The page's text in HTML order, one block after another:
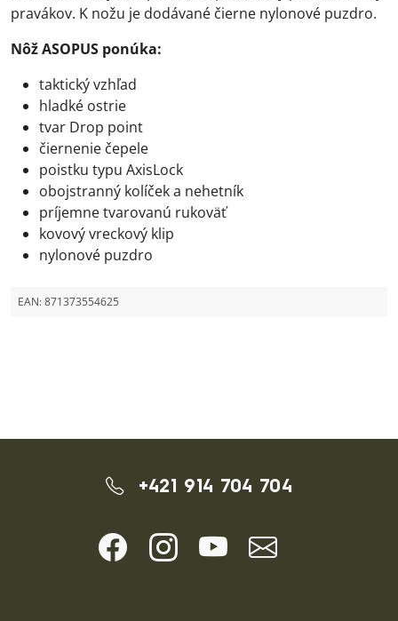
pravákov. K nožu je dodávané čierne nylonové puzdro.
Nôž ASOPUS ponúka:
taktický vzhľad
hladké ostrie
tvar Drop point
čiernenie čepele
poistku typu AxisLock
obojstranný kolíček a nehetník
príjemne tvarovanú rukoväť
kovový vreckový klip
nylonové puzdro
EAN:871373554625
+421 914 704 704